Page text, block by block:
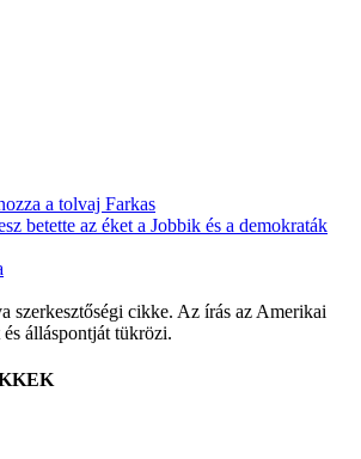
a tolvaj Farkas
betette az éket a Jobbik és a demokraták
szerkesztőségi cikke. Az írás az Amerikai
álláspontját tükrözi.